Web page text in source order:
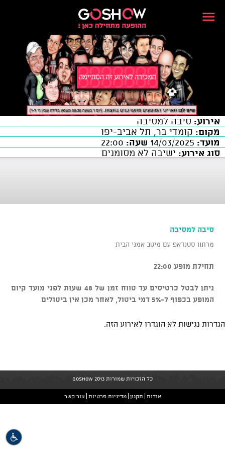
אירוע: סיבה למסיבה
מקום: קומדי בר, תל אביב-יפו
מועד:
שעה:
סוג אירוע: ישיבה לא מסומנים
סיבה למסיבה
מרתון סטנדאפ עם מיטב אמני הבית
תחילת מופע 22:00
ניתן לבטל כרטיסים עד טווח זמן של 48 שעות לפני מועד קיום
המופע בכפוף ל-5% דמי ביטול, לאחר מכן אין ביטולים
הגדרות נגישות לא הוגדרו לאירוע הזה.
כל הזכויות שמורות GoShow 2013
אודות תקנון מדיניות פרטיות צור קשר